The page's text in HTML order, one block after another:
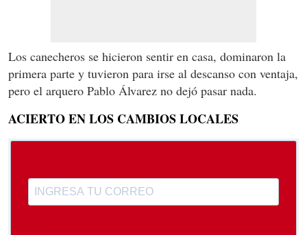
Los canecheros se hicieron sentir en casa, dominaron la
primera parte y tuvieron para irse al descanso con ventaja,
pero el arquero Pablo Álvarez no dejó pasar nada.
ACIERTO EN LOS CAMBIOS LOCALES